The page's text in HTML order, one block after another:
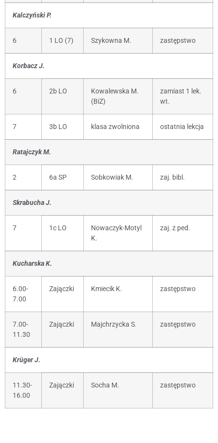
Kalczyński P.
6 1 LO (7) Szykowna M. zastępstwo
Korbacz J.
6 2b LO
Kowalewska M.
(BiZ)
zamiast 1 lek.
wt.
7 3b LO klasa zwolniona ostatnia lekcja
Ratajczyk M.
2 6a SP Sobkowiak M. zaj. bibl.
Skrabucha J.
7 1c LO
Nowaczyk-Motyl
K.
zaj. z ped.
Kucharska K.
6.00-
7.00
Zajączki Kmiecik K. zastępstwo
7.00-
11.30
Zajączki Majchrzycka S. zastępstwo
Krüger J.
11.30-
16.00
Zajączki Socha M. zastępstwo